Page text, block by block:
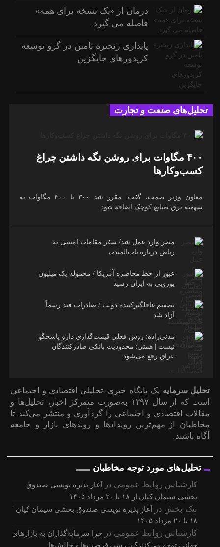
درمان از «یک نسخه برای همه»
فاصله می گیرد
پایداری زنجیره تامین در گرو توسعه
کریدورهای جایگزین
تحلیل‌های صنعت و تجارت
۴۰۰ مگاوات برای روشن نگه داشتن چراغ
کسب‌وکار‌ها
معاون وزیر صمت، گفت: مقرر شد ۳۰۰ تا ۴۰۰ مگاوات به
سهمیه برق صنایع کوچک اضافه شود.
مصر وارد عمل شد/ سفر مقامات امنیتی به
ریاض درباره باب‌المندب
عبور از خط محاصره آمریکا / محموله یک میلیون
یورویی به ایران رسید
تصمیم غافلگیرکننده دولت / صادرات قند رسماً
آزاد شد
مدنی‌زاده: روش فعلی قیمت‌گذاری دارو پاسخگو
نیست | همتی: محدودیت بانکی صادرکنندگان
عراق رفع می‌شود
تحلیل سرمایه یک پایگاه خبری–تحلیلی اقتصادی و اجتماعی
است که از سال ۱۳۹۷ به‌صورت متمرکز اخبار، تحلیل‌ها و
مقالات اقتصادی و اجتماعی را گردآوری و منتشر می‌کند تا
مخاطبان از مهم‌ترین رویدادها و روندهای بازار و جامعه
آگاه باشند.
تحلیل‌های مورد توجه مخاطبان
کارشناس روابط عمومی در
آغاز پذیره نویسی صندوق
بخشی سیمان کیان از ۱۸ تا ۲۰ مرداد ۱۴۰۵
نیک بخش در
آغاز پذیره نویسی صندوق بخشی سیمان کیان از
۱۸ تا ۲۰ مرداد ۱۴۰۵
کارشناس روابط عمومی در
چرا سرمایه‌گذاران به بازارهای
جهانی توجه می‌کنند؟ بررسی فرصت‌ها و چالش‌ها